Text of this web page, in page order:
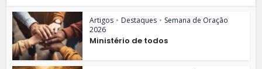
Artigos • Destaques • Semana de Oração
2026
Ministério de todos